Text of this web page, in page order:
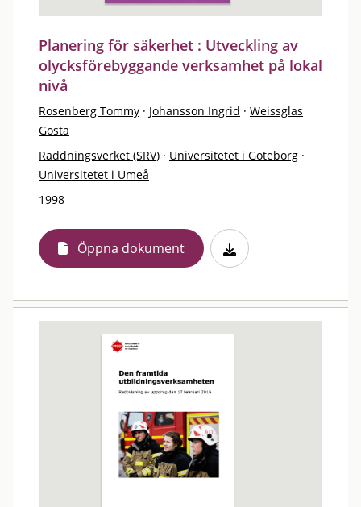
Planering för säkerhet : Utveckling av
olycksförebyggande verksamhet på lokal
nivå
Rosenberg Tommy · Johansson Ingrid · Weissglas
Gösta
Räddningsverket (SRV) · Universitetet i Göteborg ·
Universitetet i Umeå
1998
Öppna dokument